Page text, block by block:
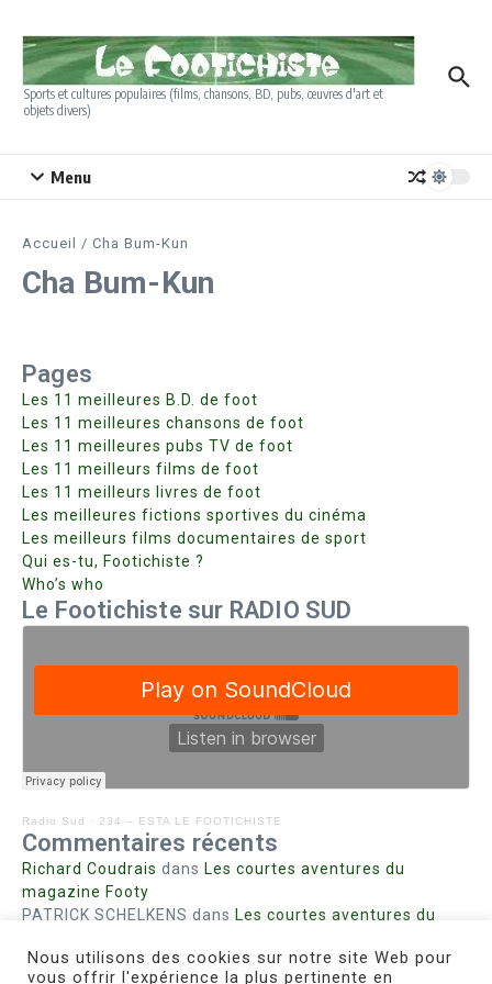
Sports et cultures populaires (films, chansons, BD, pubs, œuvres d'art et
objets divers)
Menu
Accueil / Cha Bum-Kun
Cha Bum-Kun
Pages
Les 11 meilleures B.D. de foot
Les 11 meilleures chansons de foot
Les 11 meilleures pubs TV de foot
Les 11 meilleurs films de foot
Les 11 meilleurs livres de foot
Les meilleures fictions sportives du cinéma
Les meilleurs films documentaires de sport
Qui es-tu, Footichiste ?
Who’s who
Le Footichiste sur RADIO SUD
Radio Sud · 234 – ESTA LE FOOTICHISTE
Commentaires récents
Richard Coudrais dans Les courtes aventures du
magazine Footy
PATRICK SCHELKENS dans Les courtes aventures du
Bohn fabiennedans Intrigues sanglantes à Mulhouse
Nous utilisons des cookies sur notre site Web pour
vous offrir l'expérience la plus pertinente en